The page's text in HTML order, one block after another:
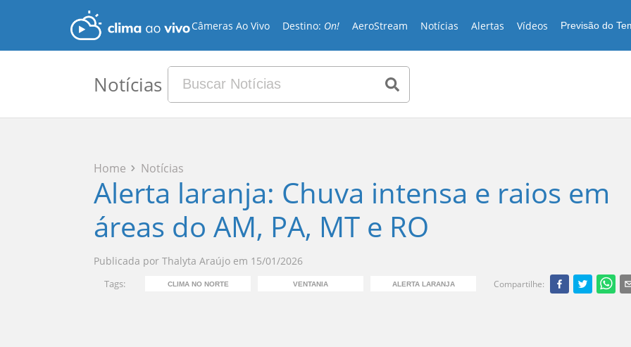
Câmeras Ao Vivo Destino: On! AeroStream Notícias Alertas Vídeos Previsão do
Notícias
Home Notícias
Alerta laranja: Chuva intensa e raios em
áreas do AM, PA, MT e RO
Publicada por Thalyta Araújo em 15/01/2026
Tags: CLIMA NO NORTE VENTANIA ALERTA LARANJA Compartilhe: